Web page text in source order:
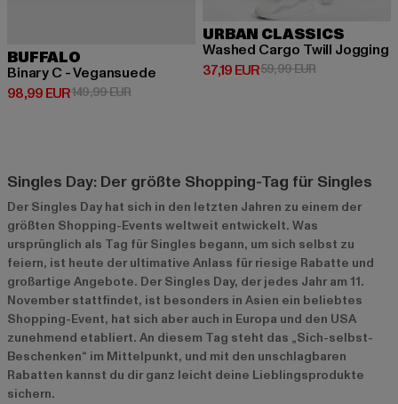
BUFFALO
Binary C - Vegansuede
98,99 EUR
Derzeitiger Preis: 98,99 EUR
149,99 EURAktionspreis: 149,99 EUR
URBAN CLASSICS
Washed Cargo Twill Jogging
37,19 EUR
Derzeitiger Preis: 37,19 EUR
59,99 EURAktionspreis:
Singles Day: Der größte Shopping-Tag für Singles
Der Singles Day hat sich in den letzten Jahren zu einem der
größten Shopping-Events weltweit entwickelt. Was
ursprünglich als Tag für Singles begann, um sich selbst zu
feiern, ist heute der ultimative Anlass für riesige Rabatte und
großartige Angebote. Der Singles Day, der jedes Jahr am 11.
November stattfindet, ist besonders in Asien ein beliebtes
Shopping-Event, hat sich aber auch in Europa und den USA
zunehmend etabliert. An diesem Tag steht das „Sich-selbst-
Beschenken“ im Mittelpunkt, und mit den unschlagbaren
Rabatten kannst du dir ganz leicht deine Lieblingsprodukte
sichern.